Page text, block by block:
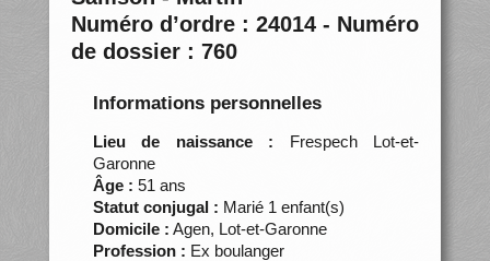
Numéro d’ordre : 24014 - Numéro
de dossier : 760
Informations personnelles
Lieu de naissance : Frespech Lot-et-
Garonne
Âge : 51 ans
Statut conjugal : Marié 1 enfant(s)
Domicile : Agen, Lot-et-Garonne
Profession : Ex boulanger